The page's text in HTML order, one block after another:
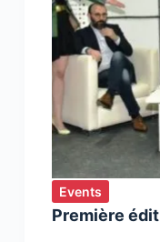
Events
Première